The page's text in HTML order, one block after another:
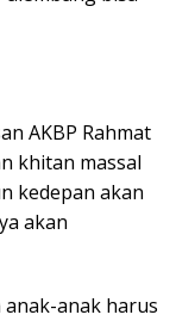
AKBP Rahmat
khitan massal
kedepan akan
akan
anak-anak harus